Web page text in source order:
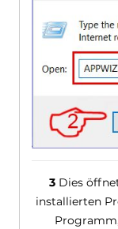
3Dies
installierten